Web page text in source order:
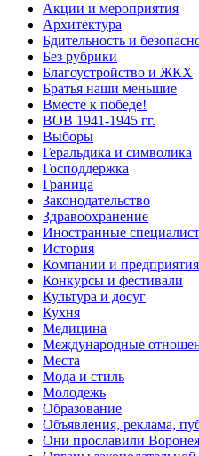
Акции и мероприятия
Архитектура
Бдительность и
Без рубрики
Благоустройство и ЖКХ
Братья наши меньшие
Вместе к победе!
ВОВ 1941-1945 гг.
Выборы
Геральдика и символика
Господдержка
Граница
Законодательство
Здравоохранение
Иностранные
История
Компании и предприятия
Конкурсы и фестивали
Культура и досуг
Кухня
Медицина
Международные
Места
Мода и стиль
Молодежь
Образование
Объявления, реклама,
Они прославили